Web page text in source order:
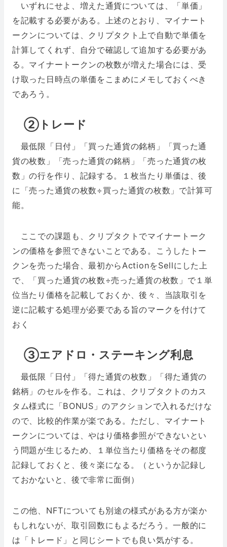
いずれにせよ、増えた通貨については、「単価」
を記載する必要がある。上述のとおり、マイナート
ークンについては、クリプタクト上で自動で単価を
計算してくれず、自分で確認して追加する必要があ
る。マイナートークンの枚数が増えた場合には、受
け取った日時点の単価をこまめにメモしておくべき
であろう。
➁トレード
最低限「日付」「買った通貨の銘柄」「買った通
貨の枚数」「売った通貨の銘柄」「売った通貨の枚
数」の行を作り、記録する。１枚当たり単価は、後
に「売った通貨の枚数÷買った通貨の枚数」で計算可
能。
ここでの課題も、クリプタクトでマイナートーク
ンの価格を参照できないことである。こうしたトー
クンを売った場合、最初からActionをSellにした上
で、「買った通貨の枚数÷売った通貨の枚数」で１単
位当たり価格を記載しておくか、後々、当該取引を
逆に記載する処理が必要である旨のマークを付けて
おく
➂エアドロ・ステーキング利息
最低限「日付」「得た通貨の枚数」「得た通貨の
銘柄」のセルを作る。これは、クリプタクトのカス
タム様式に「BONUS」のアクションで入れるだけな
ので、比較的作業が楽である。ただし、マイナート
ークンについては、やはり価格参照ができないとい
う問題が生じるため、１単位当たり価格をその都度
記録しておくと、後々楽になる。（というか記録し
ておかないと、後で非常に面倒）
この他、NFTについても別途の様式がある方が楽か
もしれないが、取引回数にもよるだろう。一般的に
は「トレード」と同じシートでも良い気がする。